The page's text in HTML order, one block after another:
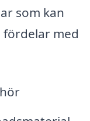
som kan
fördelar med